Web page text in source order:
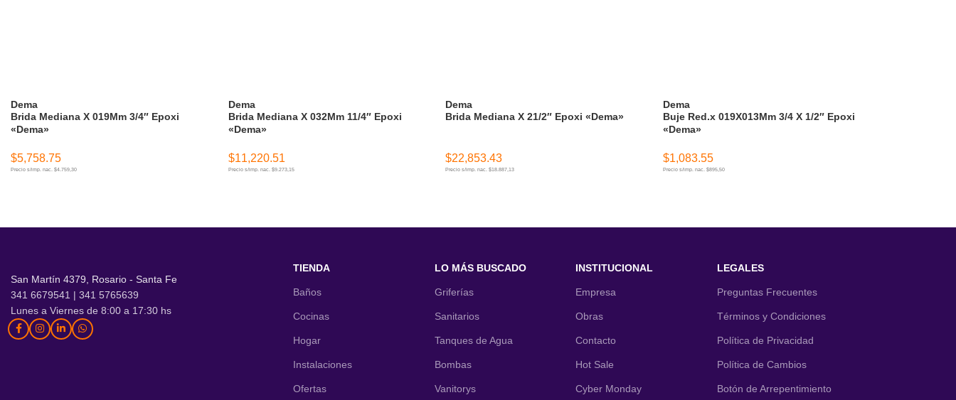
Brida Mediana X 019Mm 3/4″ Epoxi
«Dema»
Dema
$5,758.75
Precio s/imp. nac. $4.759,30
Brida Mediana X 032Mm 11/4″ Epoxi
«Dema»
Dema
$11,220.51
Precio s/imp. nac. $9.273,15
Brida Mediana X 21/2″ Epoxi «Dema»
Dema
$22,853.43
Precio s/imp. nac. $18.887,13
Buje Red.x 019X013Mm 3/4 X 1/2″ Epoxi
«Dema»
Dema
$1,083.55
Precio s/imp. nac. $895,50
San Martín 4379, Rosario - Santa Fe
341 6679541 | 341 5765639
Lunes a Viernes de 8:00 a 17:30 hs
TIENDA
Baños
Cocinas
Hogar
Instalaciones
Ofertas
LO MÁS BUSCADO
Griferías
Sanitarios
Tanques de Agua
Bombas
Vanitorys
INSTITUCIONAL
Empresa
Obras
Contacto
Hot Sale
Cyber Monday
LEGALES
Preguntas Frecuentes
Términos y Condiciones
Política de Privacidad
Política de Cambios
Botón de Arrepentimiento